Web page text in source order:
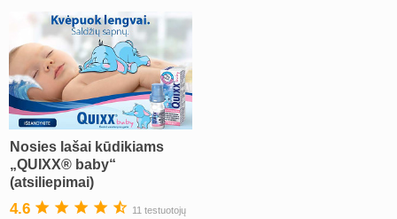
Nosies lašai kūdikiams
„QUIXX® baby“
(atsiliepimai)
4.6
11 testuotojų